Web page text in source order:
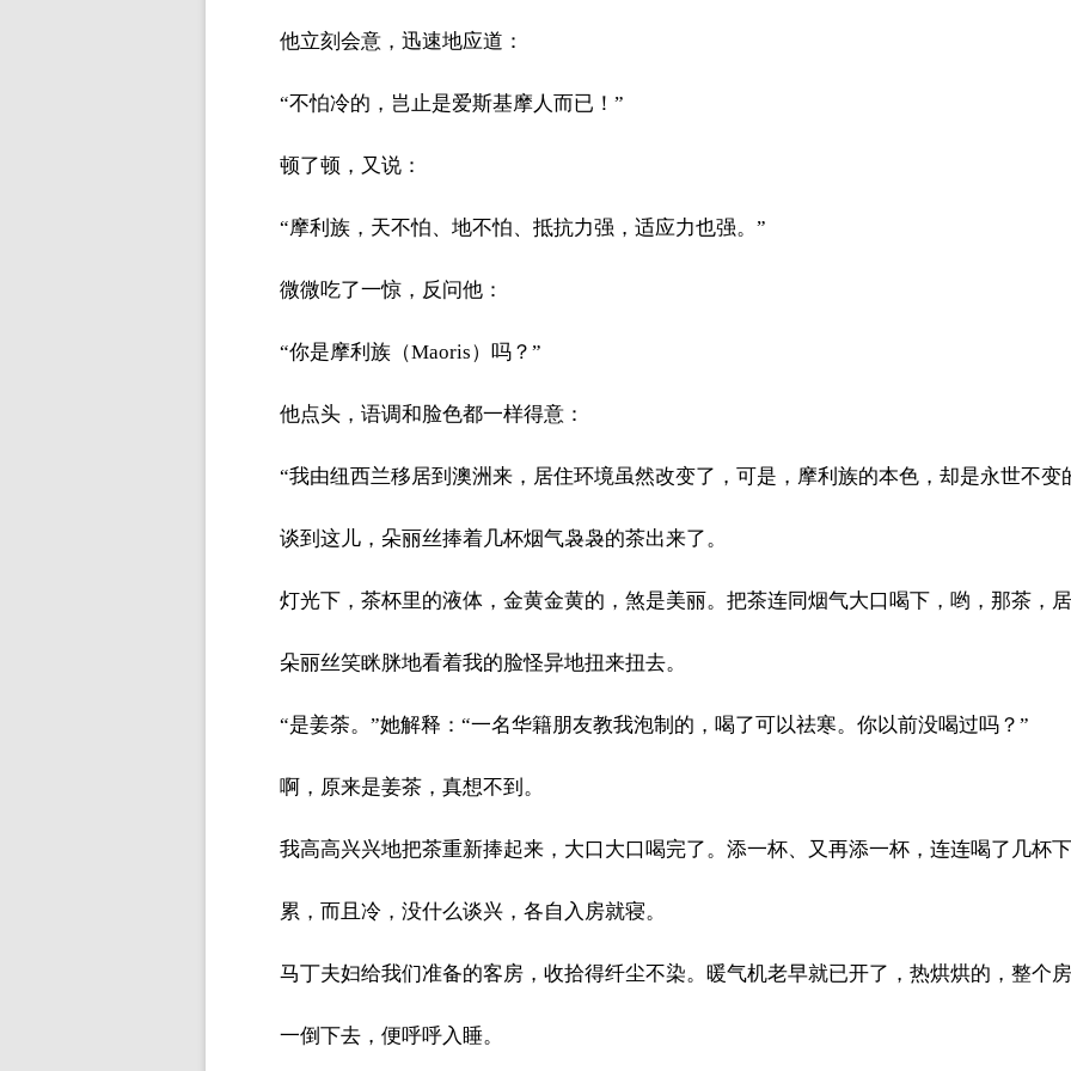
他立刻会意，迅速地应道：
“不怕冷的，岂止是爱斯基摩人而已！”
顿了顿，又说：
“摩利族，天不怕、地不怕、抵抗力强，适应力也强。”
微微吃了一惊，反问他：
“你是摩利族（Maoris）吗？”
他点头，语调和脸色都一样得意：
“我由纽西兰移居到澳洲来，居住环境虽然改变了，可是，摩利族的本色，却是永世不变
谈到这儿，朵丽丝捧着几杯烟气袅袅的茶出来了。
灯光下，茶杯里的液体，金黄金黄的，煞是美丽。把茶连同烟气大口喝下，哟，那茶，
朵丽丝笑眯脒地看着我的脸怪异地扭来扭去。
“是姜荼。”她解释：“一名华籍朋友教我泡制的，喝了可以祛寒。你以前没喝过吗？”
啊，原来是姜茶，真想不到。
我高高兴兴地把茶重新捧起来，大口大口喝完了。添一杯、又再添一杯，连连喝了几杯
累，而且冷，没什么谈兴，各自入房就寝。
马丁夫妇给我们准备的客房，收拾得纤尘不染。暖气机老早就已开了，热烘烘的，整个
一倒下去，便呼呼入睡。